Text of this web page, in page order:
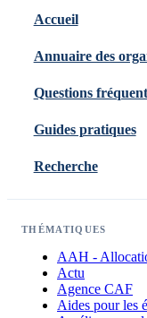
Accueil
Annuaire des
Questions
Guides pratiques
Recherche
THÉMATIQUES
AAH -
Actu
Agence CAF
Aides pour les